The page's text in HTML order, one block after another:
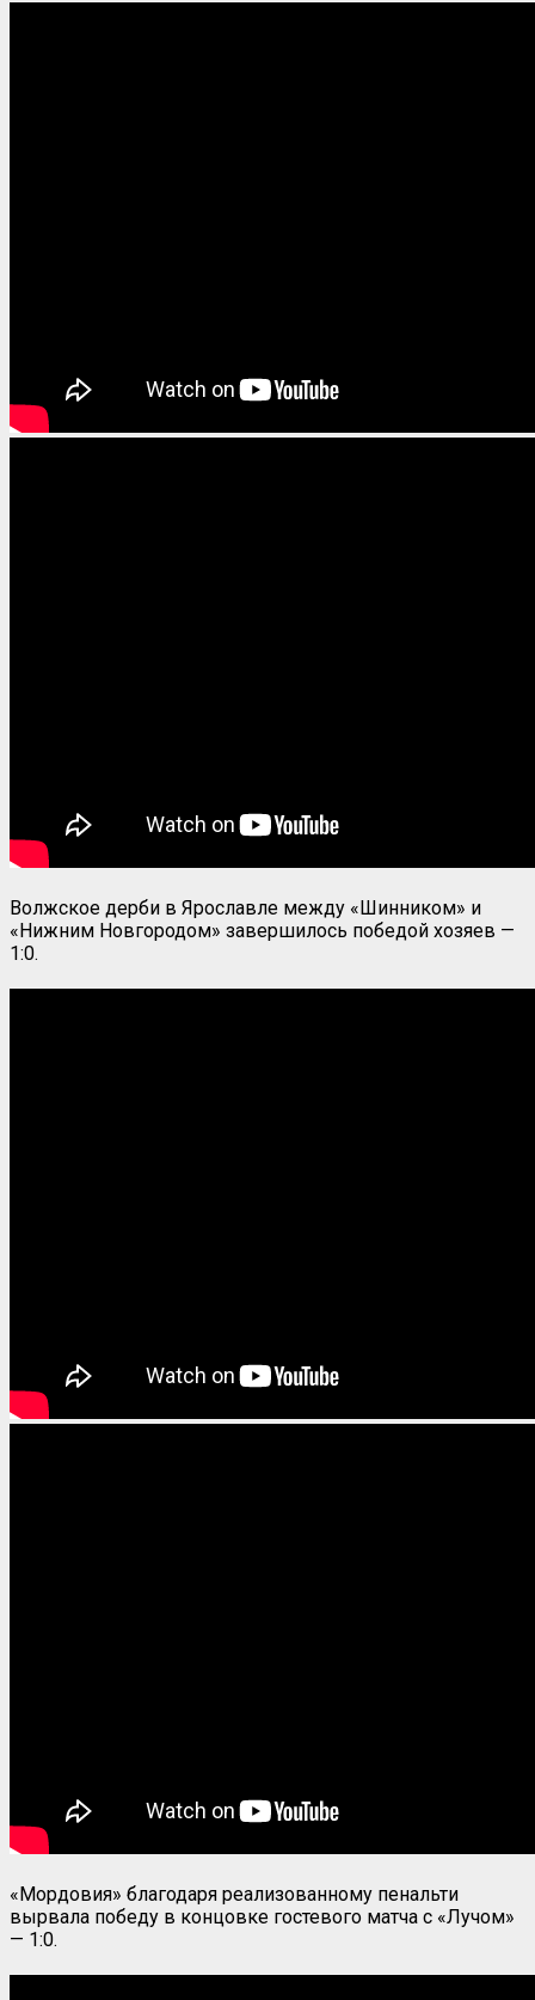
Волжское дерби в Ярославле между «Шинником» и
«Нижним Новгородом» завершилось победой хозяев —
1:0.
«Мордовия» благодаря реализованному пенальти
вырвала победу в концовке гостевого матча с «Лучом»
— 1:0.